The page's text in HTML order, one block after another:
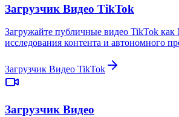
Загрузчик Видео TikTok
Загружайте публичные видео TikTok как
исследования контента и автономного
Загрузчик Видео TikTok
Загрузчик Видео